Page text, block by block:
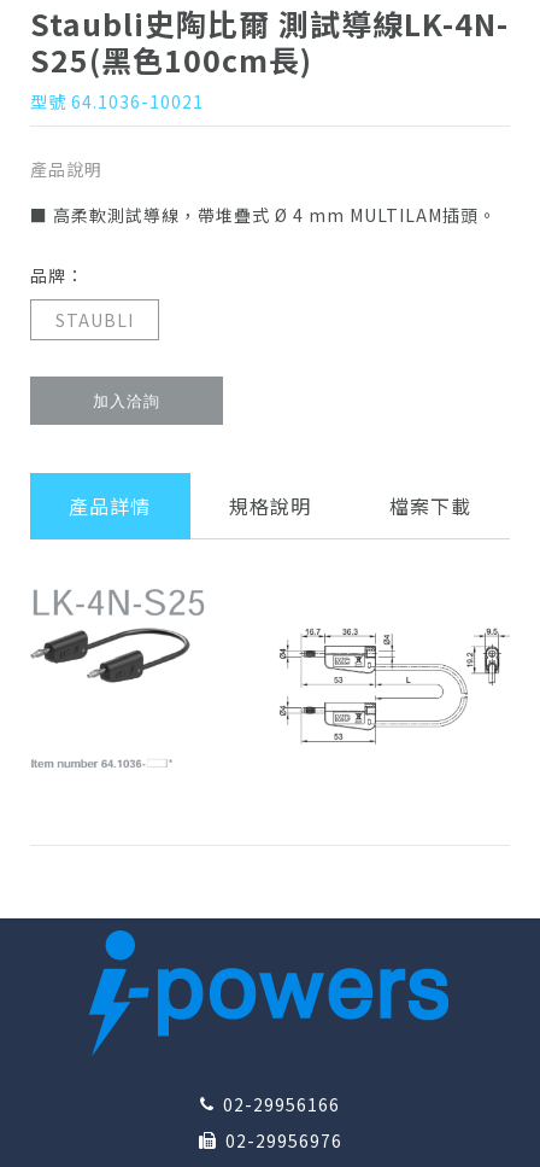
Staubli史陶比爾 測試導線LK-4N-
S25(黑色100cm長)
型號 64.1036-10021
產品說明
■ 高柔軟測試導線，帶堆疊式 Ø 4 mm MULTILAM插頭。
品牌：
STAUBLI
加入洽詢
產品詳情 規格說明 檔案下載
02-29956166
02-29956976